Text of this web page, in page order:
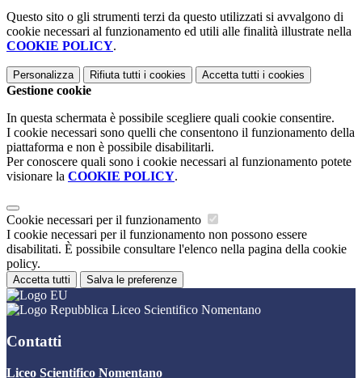
Questo sito o gli strumenti terzi da questo utilizzati si avvalgono di
cookie necessari al funzionamento ed utili alle finalità illustrate nella
COOKIE POLICY.
Personalizza Rifiuta tutti i cookies Accetta tutti i cookies
Gestione cookie
In questa schermata è possibile scegliere quali cookie consentire.
I cookie necessari sono quelli che consentono il funzionamento della
piattaforma e non è possibile disabilitarli.
Per conoscere quali sono i cookie necessari al funzionamento potete
visionare la COOKIE POLICY.
Cookie necessari per il funzionamento
I cookie necessari per il funzionamento non possono essere
disabilitati. È possibile consultare l'elenco nella pagina della cookie
policy.
Accetta tutti Salva le preferenze
Liceo Scientifico Nomentano
Contatti
Liceo Scientifico Nomentano